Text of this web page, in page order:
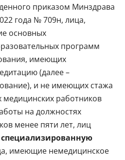
приказом Минздрава
года № 709н, лица,
основных
программ
имеющих
(далее –
и не имеющих стажа
работников
на должностях
менее пяти лет, лиц
имеющие немедицинское